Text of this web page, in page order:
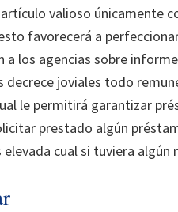
valioso únicamente
favorecerá a
los agencias sobre
decrece joviales todo
le permitirá garantizar
prestado algún
cual si tuviera algún